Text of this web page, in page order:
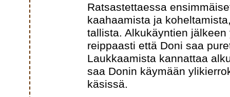
Ratsastettaessa
kaahaamista ja
tallista. Alkukäyntien
reippaasti että Doni saa
Laukkaamista kannattaa
saa Donin käymään
käsissä.